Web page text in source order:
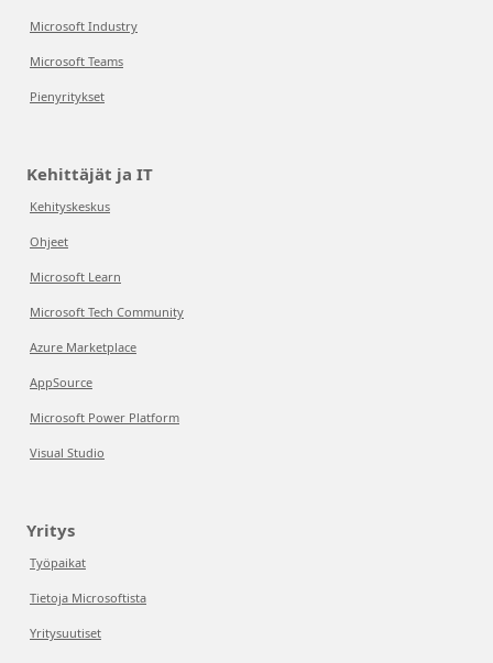
Microsoft Industry
Microsoft Teams
Pienyritykset
Kehittäjät ja IT
Kehityskeskus
Ohjeet
Microsoft Learn
Microsoft Tech Community
Azure Marketplace
AppSource
Microsoft Power Platform
Visual Studio
Yritys
Työpaikat
Tietoja Microsoftista
Yritysuutiset